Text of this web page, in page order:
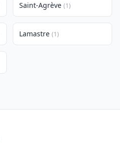
Saint-Agrève (1)
(1)
Lamastre (1)